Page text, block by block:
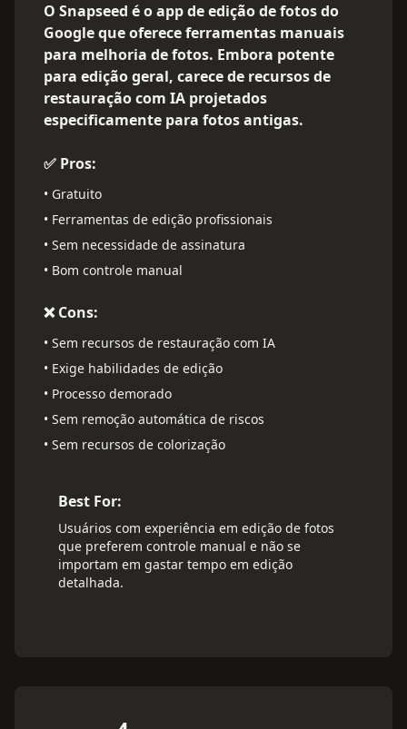
O Snapseed é o app de edição de fotos do
Google que oferece ferramentas manuais
para melhoria de fotos. Embora potente
para edição geral, carece de recursos de
restauração com IA projetados
especificamente para fotos antigas.
✅ Pros:
• Gratuito
• Ferramentas de edição profissionais
• Sem necessidade de assinatura
• Bom controle manual
❌ Cons:
• Sem recursos de restauração com IA
• Exige habilidades de edição
• Processo demorado
• Sem remoção automática de riscos
• Sem recursos de colorização
Best For:
Usuários com experiência em edição de fotos
que preferem controle manual e não se
importam em gastar tempo em edição
detalhada.